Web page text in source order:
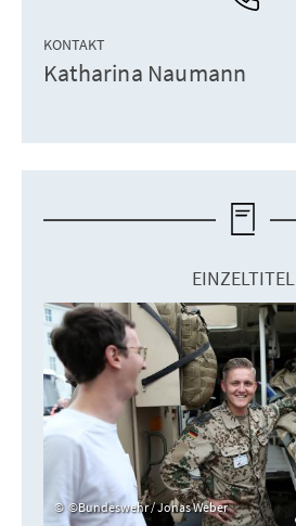
KONTAKT
Katharina Naumann
EINZELTITEL
©Bundeswehr / Jonas Weber